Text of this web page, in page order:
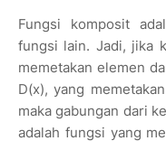
Fungsi komposit
fungsi lain. Jadi, jika
memetakan elemen
D(x), yang
maka gabungan dari
adalah fungsi yang